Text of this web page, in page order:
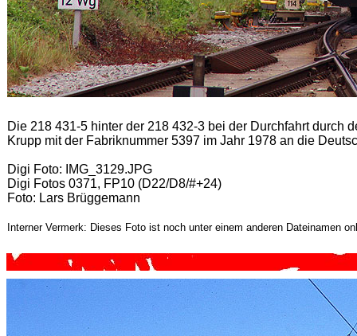
Die 218 431-5 hinter der 218 432-3 bei der Durchfahrt durch
Krupp mit der Fabriknummer 5397 im Jahr 1978 an die
Digi Foto: IMG_3129.JPG
Digi Fotos 0371, FP10 (D22/D8/#+24)
Foto: Lars Brüggemann
Interner Vermerk: Dieses Foto ist noch unter einem anderen Dateinamen